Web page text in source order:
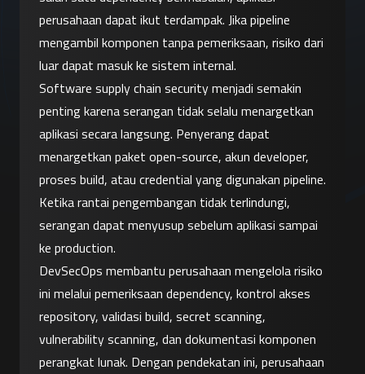
perusahaan dapat ikut terdampak. Jika pipeline
mengambil komponen tanpa pemeriksaan, risiko dari
luar dapat masuk ke sistem internal.
Software supply chain security menjadi semakin
penting karena serangan tidak selalu menargetkan
aplikasi secara langsung. Penyerang dapat
menargetkan paket open-source, akun developer,
proses build, atau credential yang digunakan pipeline.
Ketika rantai pengembangan tidak terlindungi,
serangan dapat menyusup sebelum aplikasi sampai
ke production.
DevSecOps membantu perusahaan mengelola risiko
ini melalui pemeriksaan dependency, kontrol akses
repository, validasi build, secret scanning,
vulnerability scanning, dan dokumentasi komponen
perangkat lunak. Dengan pendekatan ini, perusahaan